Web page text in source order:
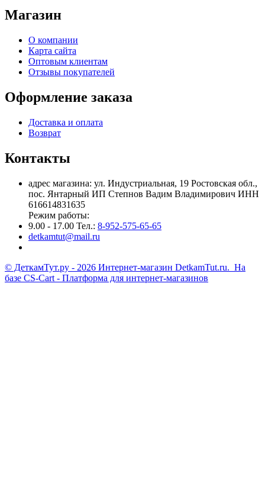
Магазин
О компании
Карта сайта
Оптовым клиентам
Отзывы покупателей
Оформление заказа
Доставка и оплата
Возврат
Контакты
адрес магазина: ул. Индустриальная, 19 Ростовская обл.,
пос. Янтарный ИП Степнов Вадим Владимирович ИНН
616614831635
Режим работы:
9.00 - 17.00 Тел.: 8-952-575-65-65
detkamtut@mail.ru
© ДеткамТут.ру - 2026 Интернет-магазин DetkamTut.ru. На
базе CS-Cart - Платформа для интернет-магазинов